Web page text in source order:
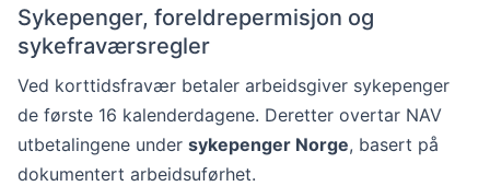
Sykepenger, foreldrepermisjon og
sykefraværsregler
Ved korttidsfravær betaler arbeidsgiver sykepenger
de første 16 kalenderdagene. Deretter overtar NAV
utbetalingene under sykepenger Norge, basert på
dokumentert arbeidsuførhet.